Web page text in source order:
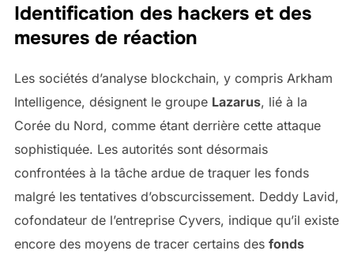
Identification des hackers et des
mesures de réaction
Les sociétés d’analyse blockchain, y compris Arkham
Intelligence, désignent le groupe Lazarus, lié à la
Corée du Nord, comme étant derrière cette attaque
sophistiquée. Les autorités sont désormais
confrontées à la tâche ardue de traquer les fonds
malgré les tentatives d’obscurcissement. Deddy Lavid,
cofondateur de l’entreprise Cyvers, indique qu’il existe
encore des moyens de tracer certains des fonds